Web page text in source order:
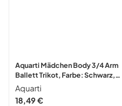
Aquarti Mädchen Body 3/4 Arm
Ballett Trikot, Farbe: Schwarz,
Größe: 152
Aquarti
18,49 €